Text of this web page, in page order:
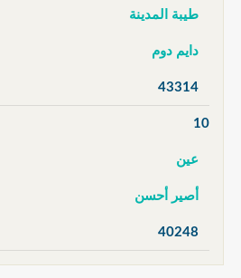
طيبة المدينة
دايم دوم
43314
10
عين
أصير أحسن
40248